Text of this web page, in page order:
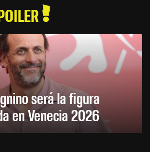
será la figura
en Venecia 2026